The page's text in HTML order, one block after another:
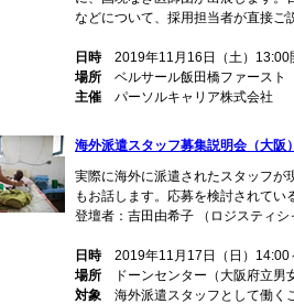
などについて、採用担当者が直接ご
日時2019年11月16日（土）13:00
場所 ベルサール飯田橋ファースト
主催 パーソルキャリア株式会社
海外派遣スタッフ募集説明会（大阪）
実際に海外に派遣されたスタッフが
もお話します。応募を検討されてい
登壇者：吉田由希子 （ロジスティシ
日時2019年11月17日（日）14:00
場所 ドーンセンター（大阪府立男
対象 海外派遣スタッフとして働く